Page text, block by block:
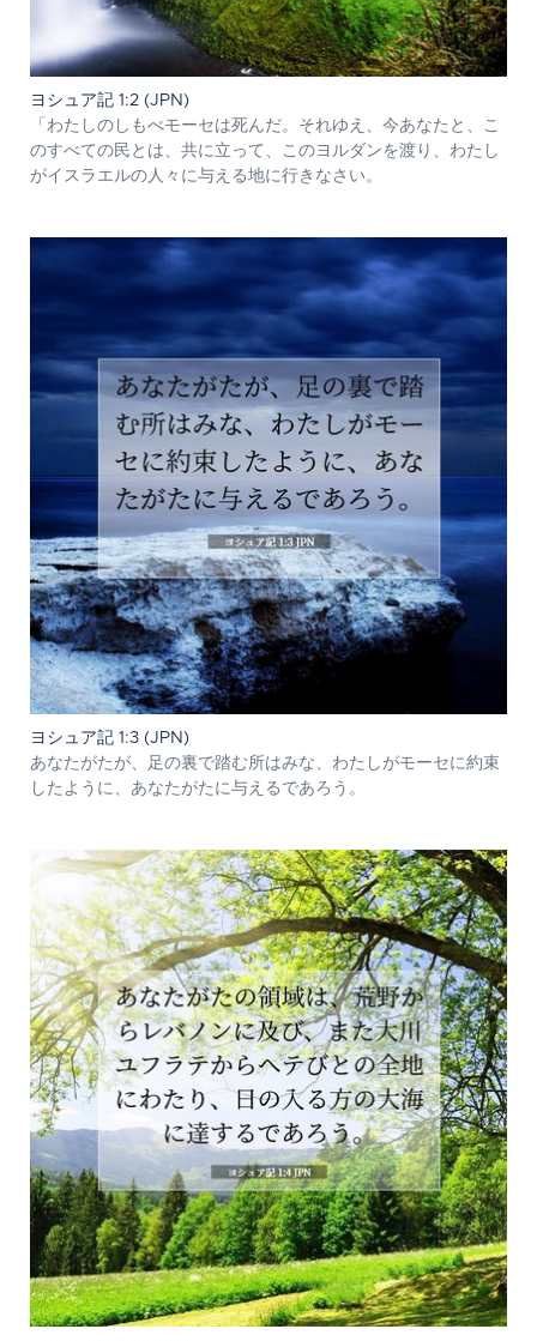
ヨシュア記 1:2 (JPN)
「わたしのしもべモーセは死んだ。それゆえ、今あなたと、こ
のすべての民とは、共に立って、このヨルダンを渡り、わたし
がイスラエルの人々に与える地に行きなさい。
ヨシュア記 1:3 (JPN)
あなたがたが、足の裏で踏む所はみな、わたしがモーセに約束
したように、あなたがたに与えるであろう。